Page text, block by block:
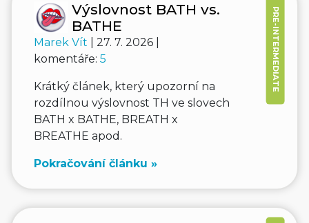
PRE-INTERMEDIATE
Výslovnost BATH vs.
BATHE
Marek Vít
| 27. 7. 2026 |
komentáře: 5
Krátký článek, který upozorní na
rozdílnou výslovnost TH ve slovech
BATH x BATHE, BREATH x
BREATHE apod.
Pokračování článku »